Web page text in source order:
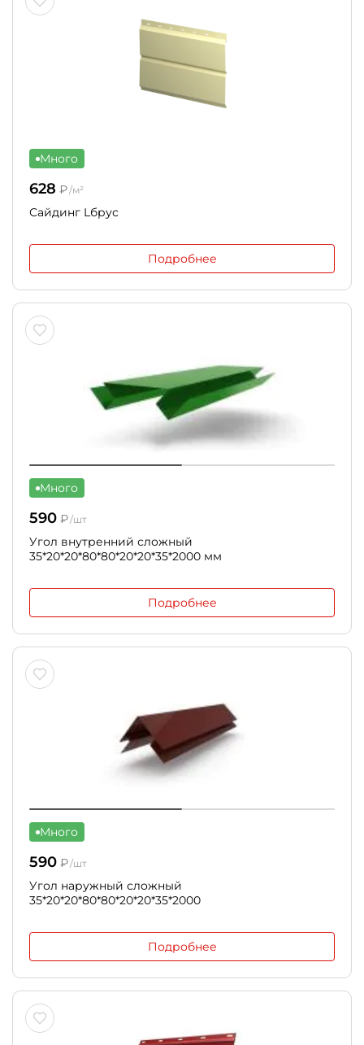
Много
628 ₽/м²
Сайдинг Lбрус
Подробнее
Много
590 ₽/шт
Угол внутренний сложный
35*20*20*80*80*20*20*35*2000 мм
Подробнее
Много
590 ₽/шт
Угол наружный сложный
35*20*20*80*80*20*20*35*2000
Подробнее